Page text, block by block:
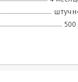
500